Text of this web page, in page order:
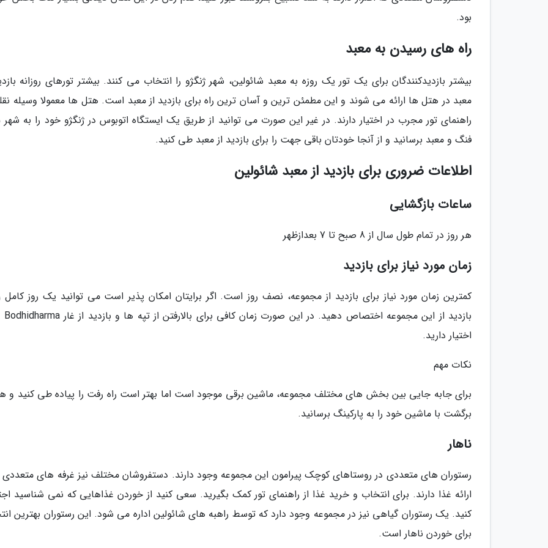
بود.
راه های رسیدن به معبد
بیشتر بازدیدکنندگان برای یک تور یک روزه به معبد شائولین، شهر ژنگژو را انتخاب می کنند. بیشتر تورهای روزانه
معبد در هتل ها ارائه می شوند و این مطمئن ترین و آسان ترین راه برای بازدید از معبد است. هتل ها معمولا وسیله
راهنمای تور مجرب در اختیار دارند. در غیر این صورت می توانید از طریق یک ایستگاه اتوبوس در ژنگژو خود را به
فنگ و معبد برسانید و از آنجا خودتان باقی جهت را برای بازدید از معبد طی کنید.
اطلاعات ضروری برای بازدید از معبد شائولین
ساعات بازگشایی
هر روز در تمام طول سال از 8 صبح تا 7 بعدازظهر
زمان مورد نیاز برای بازدید
کمترین زمان مورد نیاز برای بازدید از مجموعه، نصف روز است. اگر برایتان امکان پذیر است می توانید یک روز کامل
اختیار دارید.
نکات مهم
برای جابه جایی بین بخش های مختلف مجموعه، ماشین برقی موجود است اما بهتر است راه رفت را پیاده طی کنید و
برگشت با ماشین خود را به پارکینگ برسانید.
ناهار
رستوران های متعددی در روستاهای کوچک پیرامون این مجموعه وجود دارند. دستفروشان مختلف نیز غرفه های متعددی
ارائه غذا دارند. برای انتخاب و خرید غذا از راهنمای تور کمک بگیرید. سعی کنید از خوردن غذاهایی که نمی شناسید
کنید. یک رستوران گیاهی نیز در مجموعه وجود دارد که توسط راهبه های شائولین اداره می شود. این رستوران بهترین
برای خوردن ناهار است.